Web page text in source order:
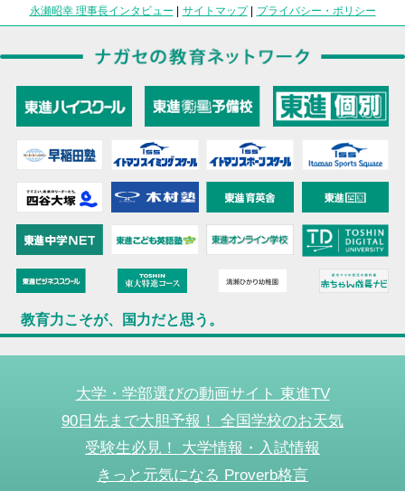
永瀬昭幸 理事長インタビュー | サイトマップ| プライバシー・ポリシー
教育力こそが、国力だと思う。
大学・学部選びの動画サイト 東進TV
90日先まで大胆予報！ 全国学校のお天気
受験生必見！ 大学情報・入試情報
きっと元気になる Proverb格言